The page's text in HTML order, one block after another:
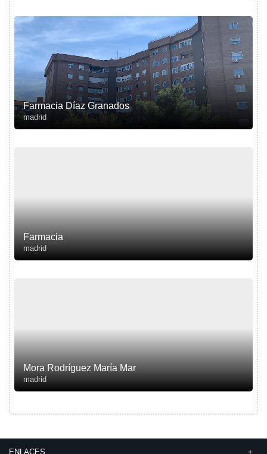
Farmacia Díaz Granados
madrid
Farmacia
madrid
Mora Rodríguez María Mar
madrid
ENLACES